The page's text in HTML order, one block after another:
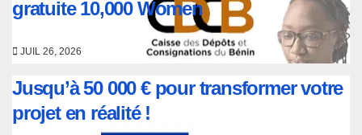
gratuite 10,000 Women
JUIL 26, 2026
Jusqu’à 50 000 € pour transformer votre
projet en réalité !